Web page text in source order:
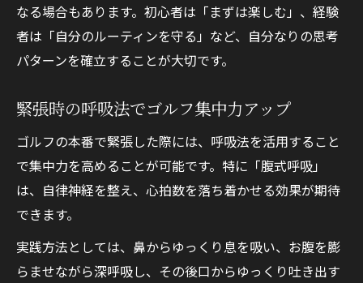
なる場合もあります。初心者は「まずは楽しむ」、経験
者は「自分のルーティンを守る」など、自分なりの思考
パターンを確立することが大切です。
緊張時の呼吸法でゴルフ集中力アップ
ゴルフの本番で緊張した際には、呼吸法を活用すること
で集中力を高めることが可能です。特に「腹式呼吸」
は、自律神経を整え、心拍数を落ち着かせる効果が期待
できます。
実践方法としては、鼻からゆっくり息を吸い、お腹を膨
らませながら深呼吸し、その後口からゆっくり吐き出す